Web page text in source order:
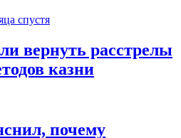
спустя
вернуть расстрелы
казни
почему